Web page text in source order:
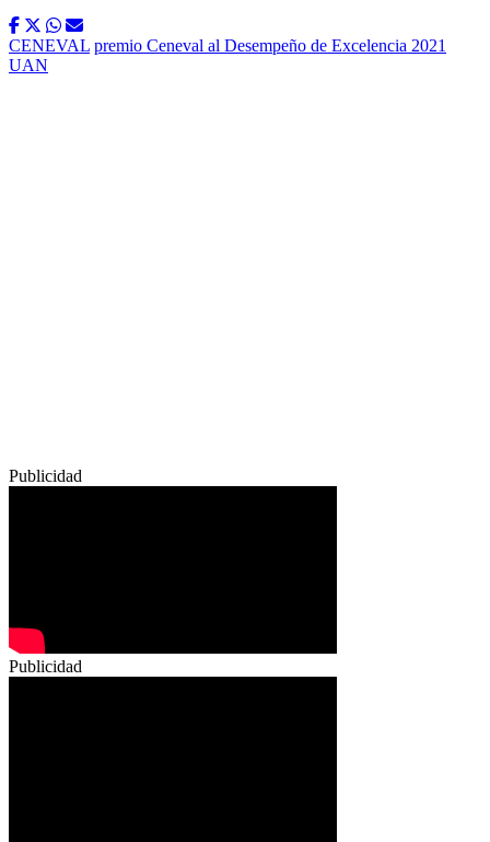
CENEVAL premio Ceneval al Desempeño de Excelencia 2021
UAN
Publicidad
Publicidad